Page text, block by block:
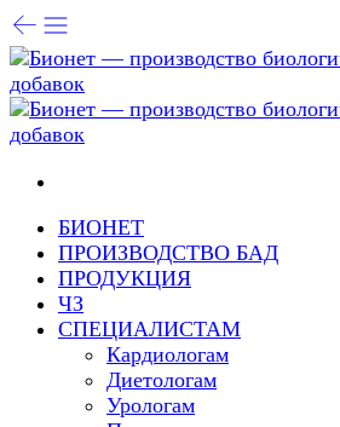
БИОНЕТ
ПРОИЗВОДСТВО БАД
ПРОДУКЦИЯ
ЧЗ
СПЕЦИАЛИСТАМ
Кардиологам
Диетологам
Урологам